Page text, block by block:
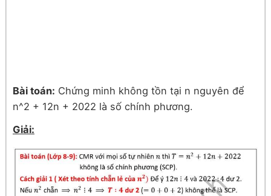
Bài toán: Chứng minh không tồn tại n nguyên để
n^2 + 12n + 2022 là số chính phương.
Giải: